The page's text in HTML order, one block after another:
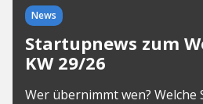
News
Startupnews zum
KW 29/26
Wer übernimmt wen? Welche